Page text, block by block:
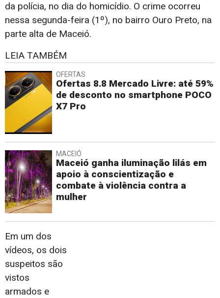
da polícia, no dia do homicídio. O crime ocorreu
nessa segunda-feira (1º), no bairro Ouro Preto, na
parte alta de Maceió.
LEIA TAMBÉM
OFERTAS
Ofertas 8.8 Mercado Livre: até 59%
de desconto no smartphone POCO
X7 Pro
MACEIÓ
Maceió ganha iluminação lilás em
apoio à conscientização e
combate à violência contra a
mulher
Em um dos
vídeos, os dois
suspeitos são
vistos
armados e